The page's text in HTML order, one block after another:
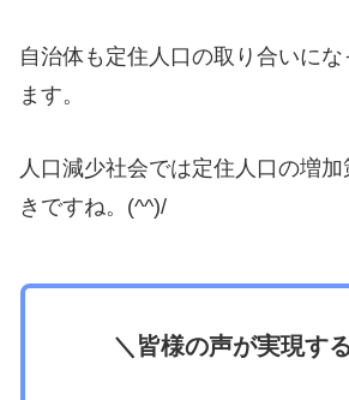
自治体も定住人口の取り合いに
ます。
人口減少社会では定住人口の増
きですね。(^^)/
＼皆様の声が実現す